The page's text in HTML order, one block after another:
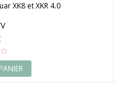
XK8 et XKR 4.0